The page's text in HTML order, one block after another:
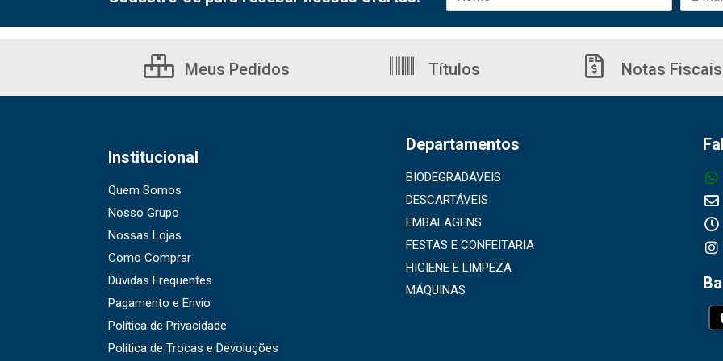
Meus Pedidos Títulos Notas Fiscais
Institucional
Quem Somos
Nosso Grupo
Nossas Lojas
Como Comprar
Dúvidas Frequentes
Pagamento e Envio
Política de Privacidade
Política de Trocas e Devoluções
Departamentos
BIODEGRADÁVEIS
DESCARTÁVEIS
EMBALAGENS
FESTAS E CONFEITARIA
HIGIENE E LIMPEZA
MÁQUINAS